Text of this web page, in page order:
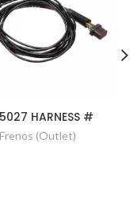
HARNESS #
Frenos (Outlet)